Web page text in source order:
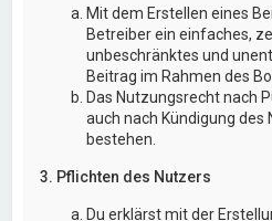
Mit dem Erstellen eines
Betreiber ein einfaches,
unbeschränktes und
Beitrag im Rahmen des
Das Nutzungsrecht nach
auch nach Kündigung
bestehen.
3. Pflichten des Nutzers
Du erklärst mit der